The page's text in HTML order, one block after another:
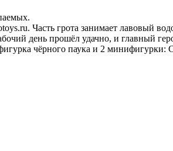
Часть грота занимает лавовый
день прошёл удачно, и главный
чёрного паука и 2 минифигурки: